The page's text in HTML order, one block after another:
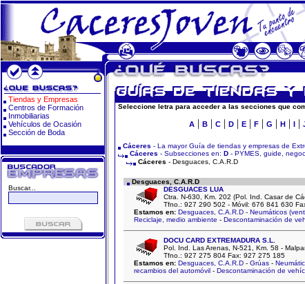
Tiendas y Empresas
Centros de Formación
Inmobiliarias
Vehículos de Ocasión
Sección de Boda
Buscar...
Seleccione letra para acceder a las secciones que
A| B| C| D| E| F| G | H| I|
Cáceres - La mayor Guía de tiendas y empresas de
Cáceres - Subsecciones en: D - PYMES, guide,
Cáceres - Desguaces, C.A.R.D
Desguaces, C.A.R.D
DESGUACES LUA
Ctra. N-630, Km. 202 (Pol. Ind. Casar de
Tfno.: 927 290 502 - Móvil: 676 841 630
Estamos en: Desguaces, C.A.R.D- Neumáticos
Reciclaje, medio ambiente - Descontaminación de
DOCU CARD EXTREMADURA S.L.
Pol. Ind. Las Arenas, N-521, Km. 58 -
Tfno.: 927 275 804 Fax: 927 275 185
Estamos en: Desguaces, C.A.R.D- Grúas-
recambios del automóvil- Descontaminación de